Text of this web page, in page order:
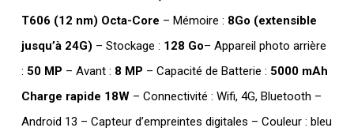
T606 (12 nm) Octa-Core – Mémoire : 8Go (extensible
jusqu’à 24G) – Stockage : 128 Go– Appareil photo arrière
: 50 MP – Avant : 8 MP – Capacité de Batterie : 5000 mAh
Charge rapide 18W– Connectivité : Wifi, 4G, Bluetooth –
Android 13 – Capteur d’empreintes digitales – Couleur : bleu